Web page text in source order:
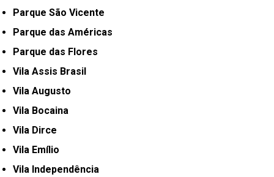
Parque São Vicente
Parque das Américas
Parque das Flores
Vila Assis Brasil
Vila Augusto
Vila Bocaina
Vila Dirce
Vila Emílio
Vila Independência